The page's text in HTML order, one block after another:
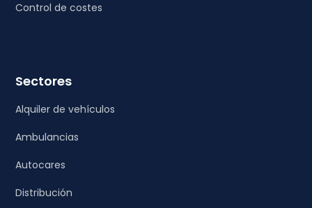
Control de costes
Sectores
Alquiler de vehículos
Ambulancias
Autocares
Distribución